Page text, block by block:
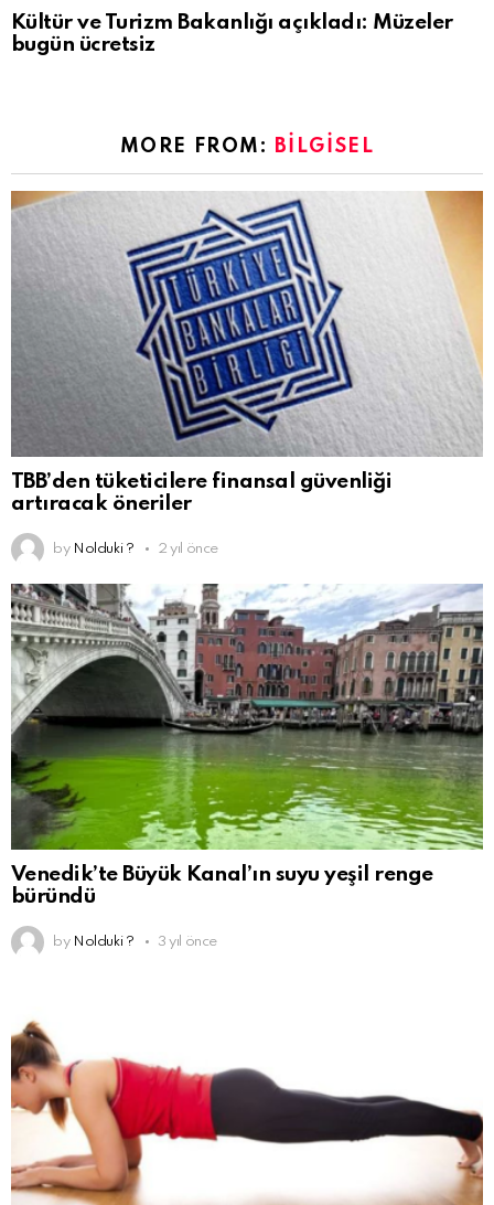
Kültür ve Turizm Bakanlığı açıkladı: Müzeler
bugün ücretsiz
MORE FROM: BILGISEL
TBB’den tüketicilere finansal güvenliği
artıracak öneriler
by Nolduki ? 2 yıl önce
Venedik’te Büyük Kanal’ın suyu yeşil renge
büründü
by Nolduki ? 3 yıl önce